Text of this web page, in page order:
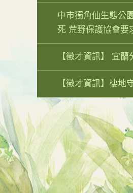
中市獨角仙生態公
死 荒野保護協會要
【徵才資訊】 宜
【徵才資訊】棲地